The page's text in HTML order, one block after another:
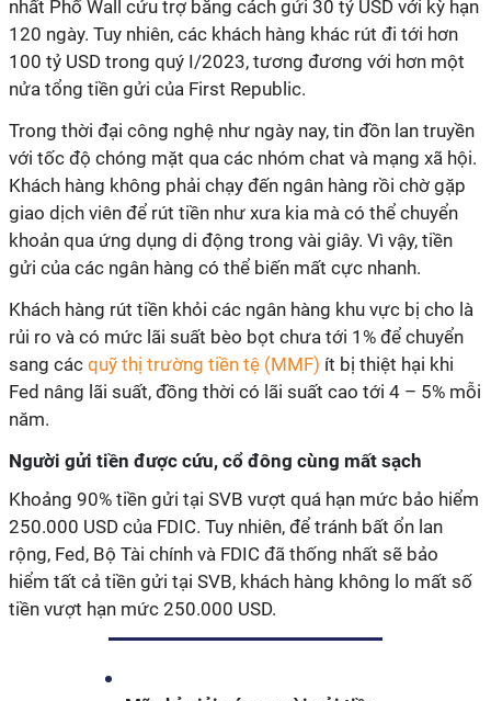
nhất Phố Wall cứu trợ bằng cách gửi 30 tỷ USD với kỳ hạn
120 ngày. Tuy nhiên, các khách hàng khác rút đi tới hơn
100 tỷ USD trong quý I/2023, tương đương với hơn một
nửa tổng tiền gửi của First Republic.
Trong thời đại công nghệ như ngày nay, tin đồn lan truyền
với tốc độ chóng mặt qua các nhóm chat và mạng xã hội.
Khách hàng không phải chạy đến ngân hàng rồi chờ gặp
giao dịch viên để rút tiền như xưa kia mà có thể chuyển
khoản qua ứng dụng di động trong vài giây. Vì vậy, tiền
gửi của các ngân hàng có thể biến mất cực nhanh.
Khách hàng rút tiền khỏi các ngân hàng khu vực bị cho là
rủi ro và có mức lãi suất bèo bọt chưa tới 1% để chuyển
sang các quỹ thị trường tiền tệ (MMF) ít bị thiệt hại khi
Fed nâng lãi suất, đồng thời có lãi suất cao tới 4 – 5% mỗi
năm.
Người gửi tiền được cứu, cổ đông cùng mất sạch
Khoảng 90% tiền gửi tại SVB vượt quá hạn mức bảo hiểm
250.000 USD của FDIC. Tuy nhiên, để tránh bất ổn lan
rộng, Fed, Bộ Tài chính và FDIC đã thống nhất sẽ bảo
hiểm tất cả tiền gửi tại SVB, khách hàng không lo mất số
tiền vượt hạn mức 250.000 USD.